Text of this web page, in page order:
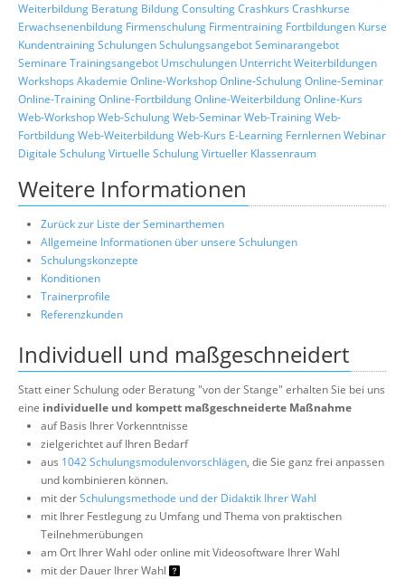
Weiterbildung Beratung BildungConsultingCrashkurs Crashkurse
Erwachsenenbildung Firmenschulung Firmentraining Fortbildungen Kurse
KundentrainingSchulungenSchulungsangebotSeminarangebot
Seminare Trainingsangebot Umschulungen UnterrichtWeiterbildungen
Workshops Akademie Online-WorkshopOnline-SchulungOnline-Seminar
Online-TrainingOnline-FortbildungOnline-WeiterbildungOnline-Kurs
Web-WorkshopWeb-SchulungWeb-SeminarWeb-TrainingWeb-
FortbildungWeb-WeiterbildungWeb-Kurs E-Learning FernlernenWebinar
Digitale SchulungVirtuelle SchulungVirtueller Klassenraum
Weitere Informationen
Zurück zur Liste der Seminarthemen
Allgemeine Informationen über unsere Schulungen
Schulungskonzepte
Konditionen
Trainerprofile
Referenzkunden
Individuell und maßgeschneidert
Statt einer Schulung oder Beratung "von der Stange" erhalten Sie bei uns
eine individuelle und kompett maßgeschneiderte Maßnahme
auf Basis Ihrer Vorkenntnisse
zielgerichtet auf Ihren Bedarf
aus 1042 Schulungsmodulenvorschlägen, die Sie ganz frei anpassen
und kombinieren können.
mit derSchulungsmethode und der Didaktik Ihrer Wahl
mit Ihrer Festlegung zu Umfang und Thema von praktischen
Teilnehmerübungen
am Ort Ihrer Wahl oder online mit Videosoftware Ihrer Wahl
mit der Dauer Ihrer Wahl